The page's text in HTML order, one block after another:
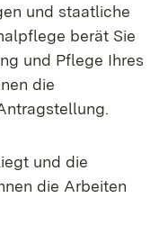
und staatliche
berät Sie
und Pflege Ihres
die
und die
die Arbeiten